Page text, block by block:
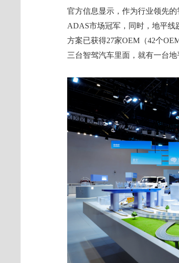
官方信息显示，作为行业领先
ADAS市场冠军，同时，地平
方案已获得27家OEM（42个
三台智驾汽车里面，就有一台地